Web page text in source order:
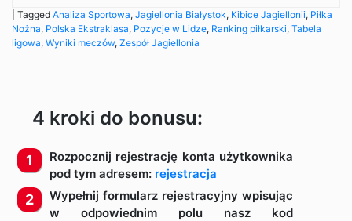
Tagged Analiza Sportowa, Jagiellonia Białystok, Kibice Jagiellonii, Piłka
Nożna, Polska Ekstraklasa, Pozycje w Lidze, Ranking piłkarski, Tabela
ligowa, Wyniki meczów, Zespół Jagiellonia
4 kroki do bonusu:
Rozpocznij rejestrację konta użytkownika
pod tym adresem: rejestracja
Wypełnij formularz rejestracyjny wpisując
w odpowiednim polu nasz kod